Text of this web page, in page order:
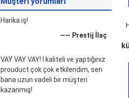
Harika iş!
—— Prestij İlaç
VAY VAY VAY! I kaliteli ve yaptığınız
prouduct çok çok etkilendim, sen
bana uzun vadeli bir müşteri
kazanmış!